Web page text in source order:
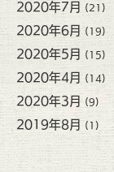
2020年7月 (21)
2020年6月 (19)
2020年5月 (15)
2020年4月 (14)
2020年3月 (9)
2019年8月 (1)